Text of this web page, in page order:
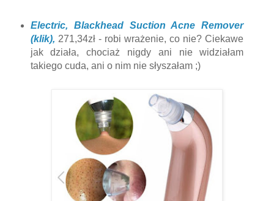
Electric, Blackhead Suction Acne Remover
(klik), 271,34zł - robi wrażenie, co nie? Ciekawe
jak działa, chociaż nigdy ani nie widziałam
takiego cuda, ani o nim nie słyszałam ;)